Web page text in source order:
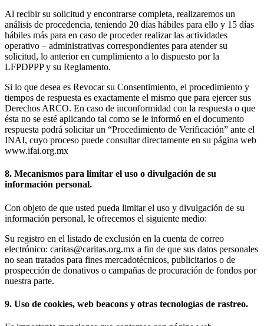
Al recibir su solicitud y encontrarse completa, realizaremos un
análisis de procedencia, teniendo 20 días hábiles para ello y 15 días
hábiles más para en caso de proceder realizar las actividades
operativo – administrativas correspondientes para atender su
solicitud, lo anterior en cumplimiento a lo dispuesto por la
LFPDPPP y su Reglamento.
Si lo que desea es Revocar su Consentimiento, el procedimiento y
tiempos de respuesta es exactamente el mismo que para ejercer sus
Derechos ARCO. En caso de inconformidad con la respuesta o que
ésta no se esté aplicando tal como se le informó en el documento
respuesta podrá solicitar un “Procedimiento de Verificación” ante el
INAI, cuyo proceso puede consultar directamente en su página web
www.ifai.org.mx
8. Mecanismos para limitar el uso o divulgación de su
información personal.
Con objeto de que usted pueda limitar el uso y divulgación de su
información personal, le ofrecemos el siguiente medio:
Su registro en el listado de exclusión en la cuenta de correo
electrónico: caritas@caritas.org.mx a fin de que sus datos personales
no sean tratados para fines mercadotécnicos, publicitarios o de
prospección de donativos o campañas de procuración de fondos por
nuestra parte.
9. Uso de cookies, web beacons y otras tecnologías de rastreo.